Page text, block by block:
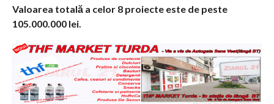
Valoarea totală a celor 8 proiecte este de peste
105.000.000 lei.